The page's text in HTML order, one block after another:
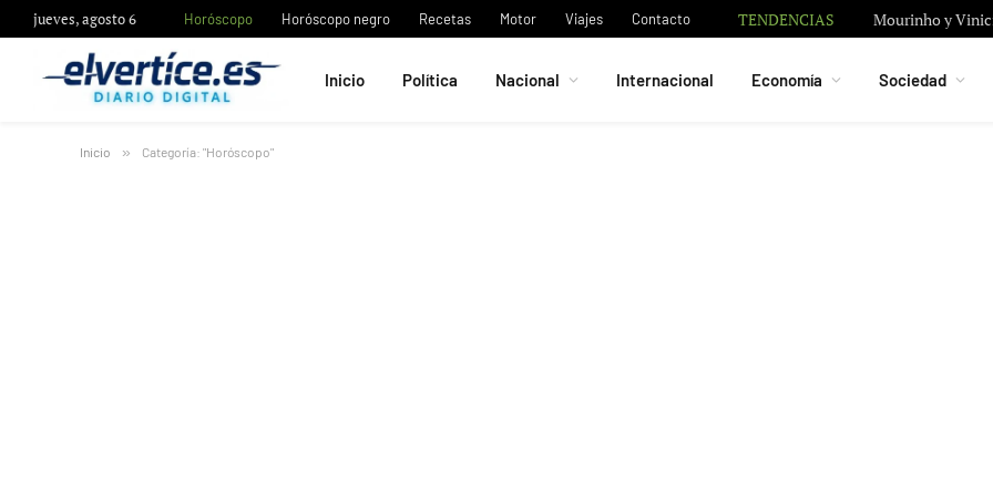
jueves, agosto 6 Horóscopo Horóscopo negro Recetas Motor Viajes Contacto
TENDENCIAS
Inicio Política Nacional Internacional Economía Sociedad
Inicio » Categoría: "Horóscopo"